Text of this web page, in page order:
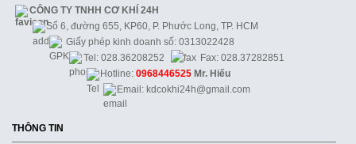
CÔNG TY TNHH CƠ KHÍ 24H
Số 6, đường 655, KP60, P. Phước Long, TP. HCM
Giấy phép kinh doanh số: 0313022428
Tel: 028.36208252
Fax: 028.37282851
Hotline: 0968446525 Mr. Hiếu
Email: kdcokhi24h@gmail.com
THÔNG TIN